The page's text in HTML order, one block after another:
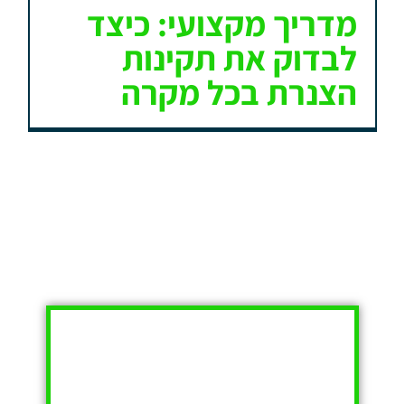
מדריך מקצועי: כיצד
לבדוק את תקינות
הצנרת בכל מקרה